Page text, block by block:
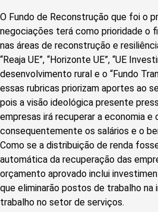
O Fundo de Reconstrução que foi o
negociações terá como prioridade o
nas áreas de reconstrução e
“Reaja UE”, “Horizonte UE”, “UE
desenvolvimento rural e o “Fundo
essas rubricas priorizam aportes ao
pois a visão ideológica presente
empresas irá recuperar a economia
consequentemente os salários e o
Como se a distribuição de renda
automática da recuperação das
orçamento aprovado inclui
que eliminarão postos de trabalho na
trabalho no setor de serviços.